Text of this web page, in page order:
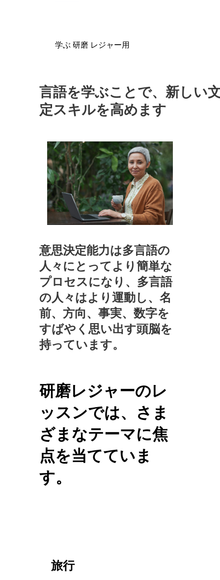
学ぶ 研磨 レジャー用
言語を学ぶことで、新しい
定スキルを高めます
意思決定能力は多言語の
人々にとってより簡単な
プロセスになり、多言語
の人々はより運動し、名
前、方向、事実、数字を
すばやく思い出す頭脳を
持っています。
研磨レジャーのレ
ッスンでは、さま
ざまなテーマに焦
点を当てていま
す。
旅行